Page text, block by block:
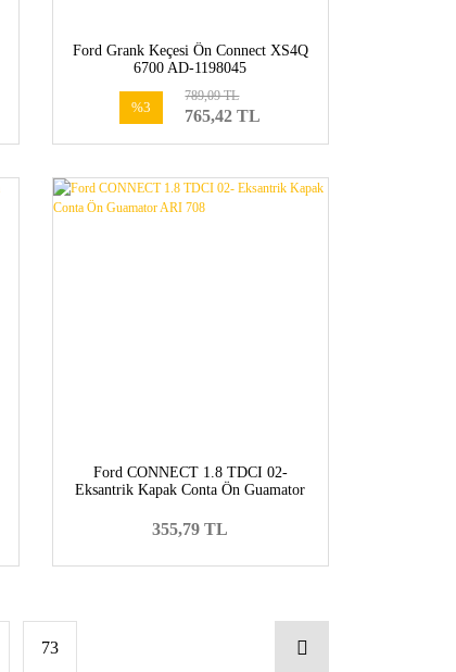
Ford Grank Keçesi Ön Connect XS4Q
6700 AD-1198045
%3 765,42 TL
789,09 TL
Ford CONNECT 1.8 TDCI 02-
Eksantrik Kapak Conta Ön Guamator
355,79 TL
73